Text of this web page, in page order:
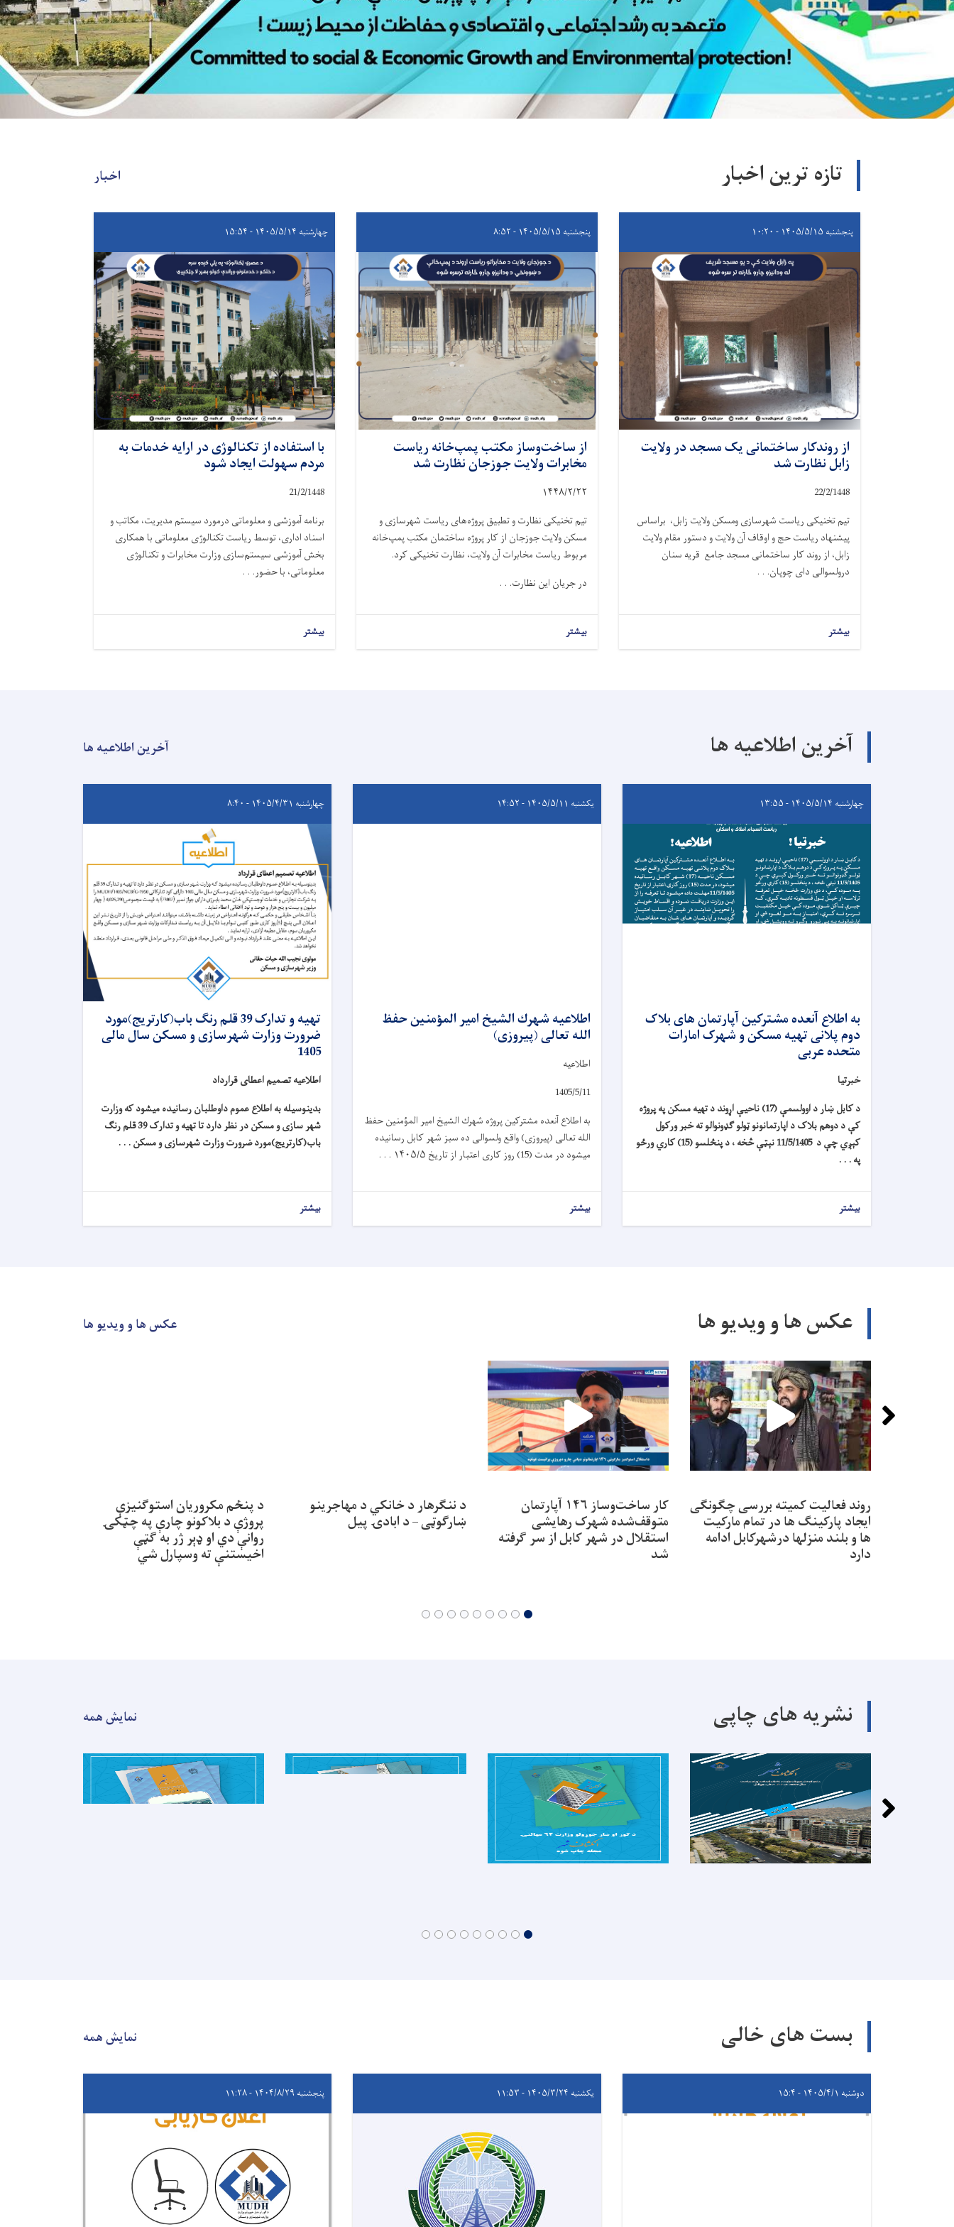
تازه ترین اخبار اخبار
پنجشنبه ۱۴۰۵/۵/۱۵ - ۱۰:۲۰
از روندکار ساختمانی یک مسجد در ولایت
زابل نظارت شد
22/2/1448
تیم تخنیکی ریاست شهرسازی ومسکن ولایت زابل، براساس
پیشنهاد ریاست حج و اوقاف آن ولایت و دستور مقام ولایت
زابل، از روند کار ساختمانی مسجد جامع قریه سنان
درولسوالی دای چوپان. . .
بیشتر
پنجشنبه ۱۴۰۵/۵/۱۵ - ۸:۵۲
از ساخت‌وساز مکتب پمپ‌خانه ریاست
مخابرات ولایت جوزجان نظارت شد
۱۴۴۸/۲/۲۲
تیم تخنیکی نظارت و تطبیق پروژه‌های ریاست شهرسازی و
مسکن ولایت جوزجان از کار پروژه ساختمان مکتب پمپ‌خانه
مربوط ریاست مخابرات آن ولایت، نظارت تخنیکی کرد.
در جریان این نظارت. . .
بیشتر
چهارشنبه ۱۴۰۵/۵/۱۴ - ۱۵:۵۴
با استفاده از تکنالوژی در ارایه خدمات به
مردم سهولت ایجاد شود
21/2/1448
برنامه آموزشی و معلوماتی درمورد سیستم مدیریت، مکاتب و
اسناد اداری، توسط ریاست تکنالوژی معلوماتی با همکاری
بخش آموزشی سیستم‌سازی وزارت مخابرات و تکنالوژی
معلوماتی، با حضور. . .
بیشتر
آخرین اطلاعیه ها آخرین اطلاعیه ها
چهارشنبه ۱۴۰۵/۵/۱۴ - ۱۳:۵۵
به اطلاع آنعده مشترکین آپارتمان های بلاک
دوم پلانی تهیه مسکن و شهرک امارات
متحده عربی
خبرتیا
د کابل ښار د اوولسمې (17) ناحیې اړوند د تهیه مسکن په پروژه
کې د دوهم بلاک د اپارتمانونو ټولو ګډونوالو ته خبر ورکول
کېږي چې د 11/5/1405 نېټې څخه ، د پنځلسو (15) کاري ورځو
په . . .
بیشتر
یکشنبه ۱۴۰۵/۵/۱۱ - ۱۴:۵۲
اطلاعیه شهرك الشيخ امیر المؤمنين حفظ
الله تعالی (پیروزی)
اطلاعیه
1405/5/11
به اطلاع آنعده مشترکین پروژه شهرك الشيخ امیر المؤمنين حفظ
الله تعالی (پیروزی) واقع ولسوالی ده سبز شهر کابل رسانیده
میشود در مدت (15) روز کاری اعتبار از تاریخ
۱۴۰۵/۵ . . .
بیشتر
چهارشنبه ۱۴۰۵/۴/۳۱ - ۸:۴۰
تهیه و تدارک 39 قلم رنگ باب(کارتریج)مورد
ضرورت وزارت شهرسازی و مسکن سال مالی
1405
اطلاعیه تصمیم اعطای قرارداد
بدینوسیله به اطلاع عموم داوطلبان رسانیده میشود که وزارت
شهر سازی و مسکن در نظر دارد تا تهیه و تدارک 39 قلم رنگ
باب(کارتریج)مورد ضرورت وزارت شهرسازی و مسکن . . .
بیشتر
عکس ها و ویدیو ها عکس ها و ویدیو ها
روند فعالیت کمیته بررسی چگونگی
ایجاد پارکینگ ها در تمام مارکیت
ها و بلند منزلها درشهرکابل ادامه
دارد
کار ساخت‌وساز ۱۴۶ آپارتمان
متوقف‌شده شهرک رهایشی
استقلال در شهر کابل از سر گرفته
شد
د ننګرهار د خانکي د مهاجرینو
ښارګوټی – د ابادۍ پیل
د پنځم مکروریان استوګنیزې
پروژې د بلاکونو چارې په چټکۍ
روانې دي او ډېر ژر به ګټې
اخیستنې ته وسپارل شي
نشریه های چاپی نمایش همه
بست های خالی نمایش همه
دوشنبه ۱۴۰۵/۴/۱ - ۱۵:۴ یکشنبه ۱۴۰۵/۳/۲۴ - ۱۱:۵۳ پنجشنبه ۱۴۰۴/۸/۲۹ - ۱۱:۲۸